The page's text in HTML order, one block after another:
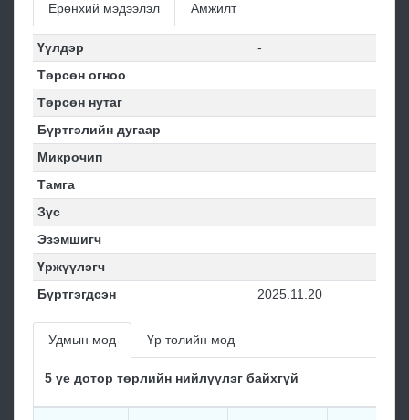
Ерөнхий мэдээлэл Амжилт
Үүлдэр
-
Төрсөн огноо
Төрсөн нутаг
Бүртгэлийн дугаар
Микрочип
Тамга
Зүс
Эзэмшигч
Үржүүлэгч
Бүртгэгдсэн
2025.11.20
Удмын мод Үр төлийн мод
5 үе дотор төрлийн нийлүүлэг байхгүй